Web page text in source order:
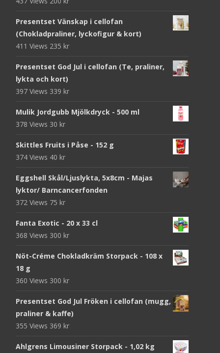
Presentset Vänskap i cellofan
(Chokladpraliner, lyckofigur & kort)
411 Views 235 kr
Presentset God Jul i cellofan (Te, praliner,
lykta och kort)
397 Views 339 kr
Mulik Jordgubb Mjölkdryck - 500 ml
378 Views 30 kr
Skittles Fruits i Påse - 152 g
374 Views 40 kr
Eggshell Skål/Ljuslykta, 5x8cm - Majas
lyktor/ Barncancerfonden
372 Views 75 kr
Fanta Exotic - 20 x 33 cl
368 Views 300 kr
Nöt-Créme Chokladkräm Storpack - 108 x
18 g
360 Views 300 kr
Presentset God Jul Fröken i cellofan (mugg,
praliner & kaffe)
355 Views 369 kr
Ahlgrens Limousiner Storpack - 1,02 kg